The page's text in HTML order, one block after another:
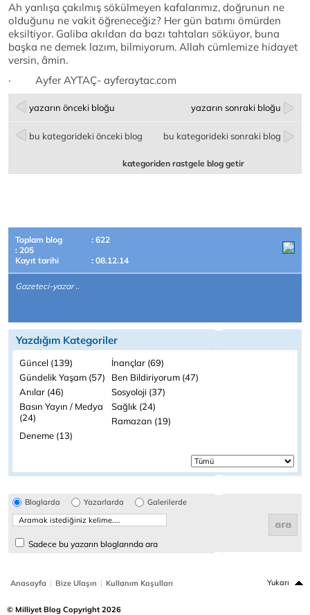
Ah yanlışa çakılmış sökülmeyen kafalarımız, doğrunun ne
olduğunu ne vakit öğreneceğiz? Her gün batımı ömürden
eksiltiyor. Galiba akıldan da bazı tahtaları söküyor, buna
başka ne demek lazım, bilmiyorum. Allah cümlemize hidayet
versin, âmin.
· Ayfer AYTAÇ- ayferaytac.com
yazarın önceki bloğu yazarın sonraki bloğu
bu kategorideki önceki blog bu kategorideki sonraki blog
kategoriden rastgele blog getir
Toplam blog
: 622
: 205
Kayıt tarihi
: 08.12.14
Gazeteci-yazar ..
Yazdığım Kategoriler
Güncel (139)
İnançlar (69)
Gündelik Yaşam (57)
Ben Bildiriyorum (47)
Anılar (46)
Sosyoloji (37)
Basın Yayın / Medya
(24)
Sağlık (24)
Ramazan (19)
Deneme (13)
Bloglarda Yazarlarda Galerilerde
Sadece bu yazarın bloglarında ara
Anasayfa | Bize Ulaşın | Kullanım Koşulları Yukarı
© Milliyet Blog Copyright 2026